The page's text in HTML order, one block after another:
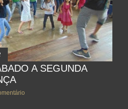
A SEGUNDA